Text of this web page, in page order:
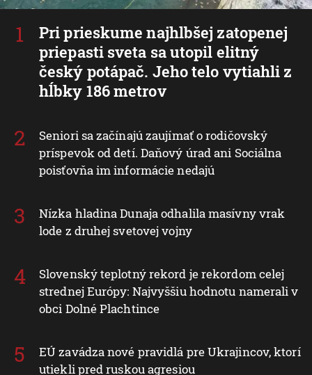
Pri prieskume najhlbšej zatopenej
priepasti sveta sa utopil elitný
český potápač. Jeho telo vytiahli z
hĺbky 186 metrov
Seniori sa začínajú zaujímať o rodičovský
príspevok od detí. Daňový úrad ani Sociálna
poisťovňa im informácie nedajú
Nízka hladina Dunaja odhalila masívny vrak
lode z druhej svetovej vojny
Slovenský teplotný rekord je rekordom celej
strednej Európy: Najvyššiu hodnotu namerali v
obci Dolné Plachtince
EÚ zavádza nové pravidlá pre Ukrajincov, ktorí
utiekli pred ruskou agresiou